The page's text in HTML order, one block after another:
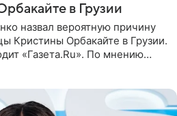
в Грузии
назвал вероятную причину
Кристины Орбакайте в Грузии.
«Газета.Ru». По мнению